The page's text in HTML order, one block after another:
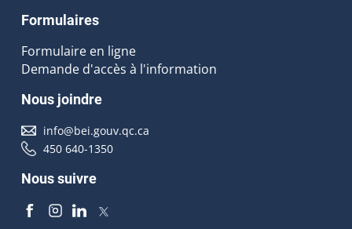
Formulaires
Formulaire en ligne
Demande d'accès à l'information
Nous joindre
info@bei.gouv.qc.ca
450 640-1350
Nous suivre